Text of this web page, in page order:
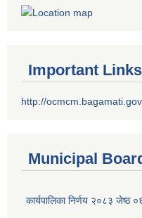
Important Links
http://
Municipal
कार्यपालिका निर्णय २०८३ जेष्ठ